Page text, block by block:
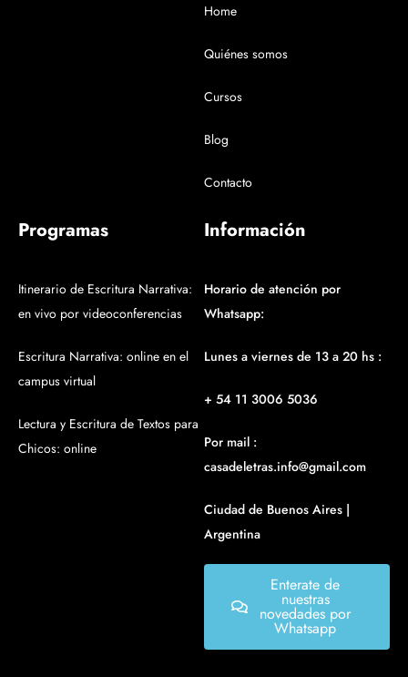
Home
Quiénes somos
Cursos
Blog
Contacto
Programas
Itinerario de Escritura Narrativa:
en vivo por videoconferencias
Escritura Narrativa: online en el
campus virtual
Lectura y Escritura de Textos para
Chicos: online
Información
Horario de atención por
Whatsapp:
Lunes a viernes de 13 a 20 hs :
+ 54 11 3006 5036
Por mail :
casadeletras.info@gmail.com
Ciudad de Buenos Aires |
Argentina
Enterate de
nuestras
novedades por
Whatsapp